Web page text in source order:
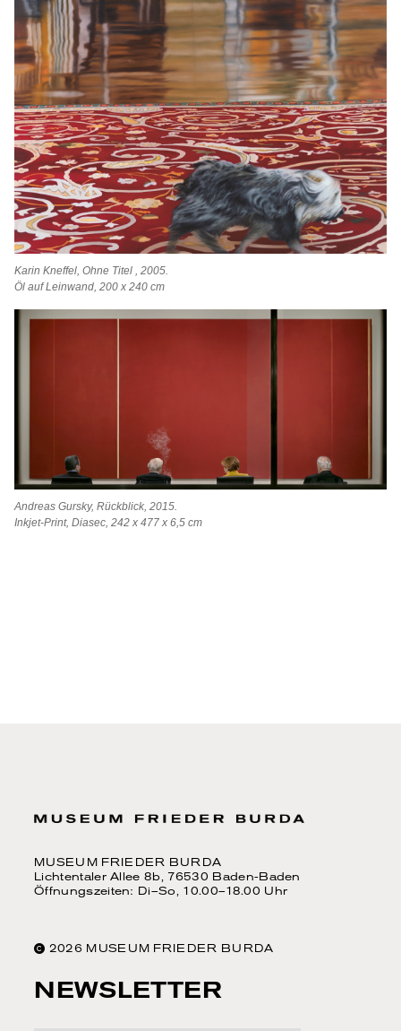
Karin Kneffel, Ohne Titel , 2005.
Öl auf Leinwand, 200 x 240 cm
Andreas Gursky, Rückblick, 2015.
Inkjet-Print, Diasec, 242 x 477 x 6,5 cm
MUSEUM FRIEDER BURDA
Lichtentaler Allee 8b, 76530 Baden-Baden
Öffnungszeiten: Di–So, 10.00–18.00 Uhr
2026 MUSEUM FRIEDER BURDA
NEWSLETTER